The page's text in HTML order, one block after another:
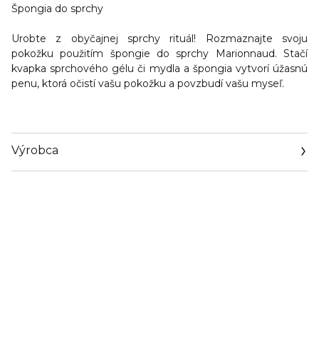
Špongia do sprchy
Urobte z obyčajnej sprchy rituál! Rozmaznajte svoju
pokožku použitím špongie do sprchy Marionnaud. Stačí
kvapka sprchového gélu či mydla a špongia vytvorí úžasnú
penu, ktorá očistí vašu pokožku a povzbudí vašu myseľ.
Výrobca